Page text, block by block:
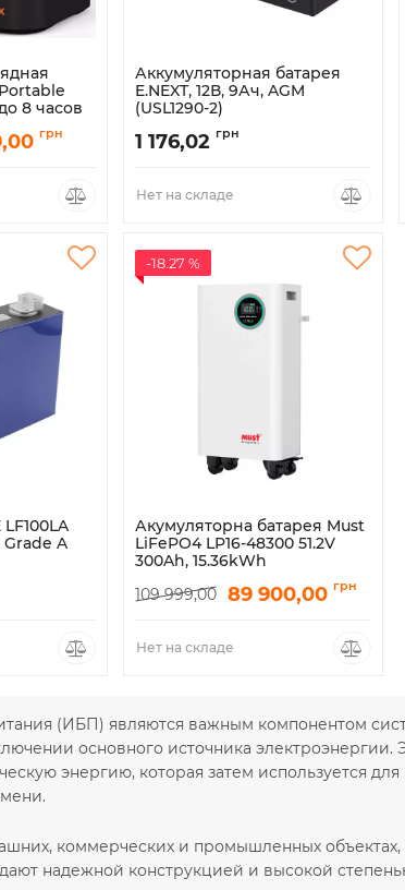
8 часов
грн
Аккумуляторная батарея
E.NEXT, 12В, 9Ач, AGM
(USL1290-2)
USL1290-2
1 176,02 грн
Нет на складе
Grade A
-18.27 %
Акумуляторна батарея Must
LiFePO4 LP16-48300 51.2V
300Ah, 15.36kWh
109 999,00 89 900,00 грн
Нет на складе
(ИБП) являются важным компонентом
основного источника электроэнергии.
энергию, которая затем используется
коммерческих и промышленных объектах,
надежной конструкцией и высокой